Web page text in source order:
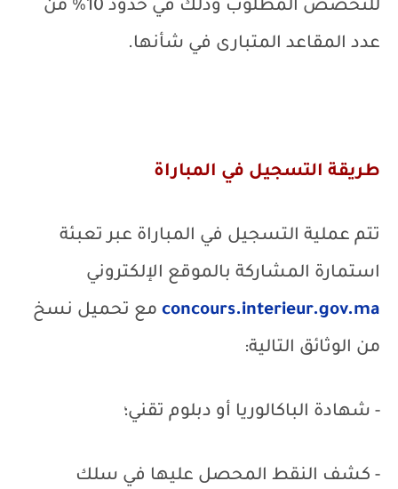
للتخصص المطلوب وذلك في حدود 10% من
عدد المقاعد المتبارى في شأنها.
طريقة التسجيل في المباراة
تتم عملية التسجيل في المباراة عبر تعبئة
استمارة المشاركة بالموقع الإلكتروني
concours.interieur.gov.ma مع تحميل نسخ
من الوثائق التالية:
- شهادة الباكالوريا أو دبلوم تقني؛
- كشف النقط المحصل عليها في سلك